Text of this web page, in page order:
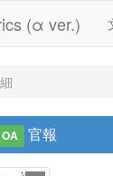
(α ver.)
OA 官報